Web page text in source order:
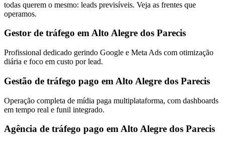
todas querem o mesmo: leads previsíveis. Veja as frentes que
operamos.
Gestor de tráfego em Alto Alegre dos Parecis
Profissional dedicado gerindo Google e Meta Ads com otimização
diária e foco em custo por lead.
Gestão de tráfego pago em Alto Alegre dos Parecis
Operação completa de mídia paga multiplataforma, com dashboards
em tempo real e funil integrado.
Agência de tráfego pago em Alto Alegre dos Parecis